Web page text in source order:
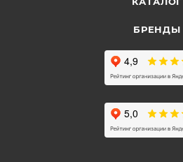
БРЕНДЫ